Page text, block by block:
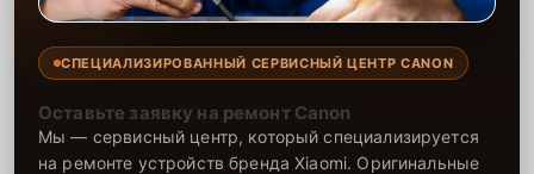
СПЕЦИАЛИЗИРОВАННЫЙ СЕРВИСНЫЙ ЦЕНТР CANON
Оставьте заявку на ремонт Canon
Мы — сервисный центр, который специализируется
на ремонте устройств бренда Xiaomi. Оригинальные